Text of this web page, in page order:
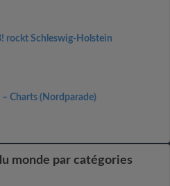
rockt Schleswig-Holstein
– Charts (Nordparade)
monde par catégories